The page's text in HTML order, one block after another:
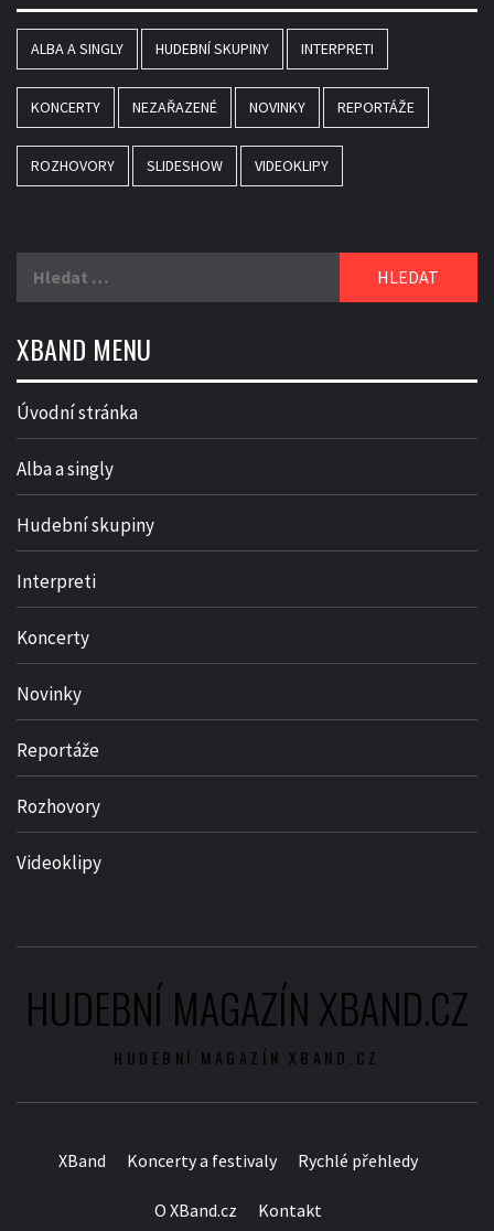
ALBA A SINGLY HUDEBNÍ SKUPINY INTERPRETI
KONCERTY NEZAŘAZENÉ NOVINKY REPORTÁŽE
ROZHOVORY SLIDESHOW VIDEOKLIPY
XBAND MENU
Úvodní stránka
Alba a singly
Hudební skupiny
Interpreti
Koncerty
Novinky
Reportáže
Rozhovory
Videoklipy
HUDEBNÍ MAGAZÍN XBAND.CZ
HUDEBNÍ MAGAZÍN XBAND.CZ
XBand Koncerty a festivaly Rychlé přehledy
O XBand.cz Kontakt